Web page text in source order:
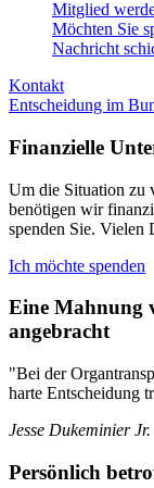
Mitglied
Möchten Sie
Nachricht
Kontakt
Entscheidung im
Finanzielle
Um die Situation zu
benötigen wir
spenden Sie. Vielen
Ich möchte spenden
Eine Mahnung
angebracht
"Bei der
harte Entscheidung
Jesse Dukeminier Jr.
Persönlich